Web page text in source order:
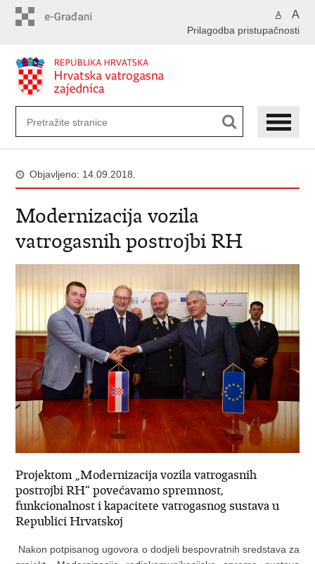
A A
Prilagodba pristupačnosti
Objavljeno: 14.09.2018.
Modernizacija vozila
vatrogasnih postrojbi RH
Projektom „Modernizacija vozila vatrogasnih
postrojbi RH“ povećavamo spremnost,
funkcionalnost i kapacitete vatrogasnog sustava u
Republici Hrvatskoj
Nakon potpisanog ugovora o dodjeli bespovratnih sredstava za